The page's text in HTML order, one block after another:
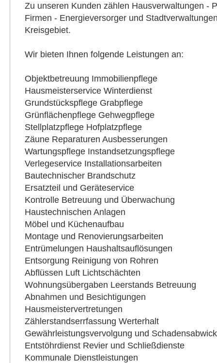
Zu unseren Kunden zählen Hausverwaltungen -
Firmen - Energieversorger und
Kreisgebiet.
Wir bieten Ihnen folgende Leistungen an:
Objektbetreuung Immobilienpflege
Hausmeisterservice Winterdienst
Grundstückspflege Grabpflege
Grünflächenpflege Gehwegpflege
Stellplatzpflege Hofplatzpflege
Zäune Reparaturen Ausbesserungen
Wartungspflege Instandsetzungspflege
Verlegeservice Installationsarbeiten
Bautechnischer Brandschutz
Ersatzteil und Geräteservice
Kontrolle Betreuung und Überwachung
Haustechnischen Anlagen
Möbel und Küchenaufbau
Montage und Renovierungsarbeiten
Entrümelungen Haushaltsauflösungen
Entsorgung Reinigung von Rohren
Abflüssen Luft Lichtschächten
Wohnungsübergaben Leerstands Betreuung
Abnahmen und Besichtigungen
Hausmeistervertretungen
Zählerstandserrfassung Werterhalt
Gewährleistungsvervolgung und
Entstöhrdienst Revier und Schließdienste
Kommunale Dienstleistungen